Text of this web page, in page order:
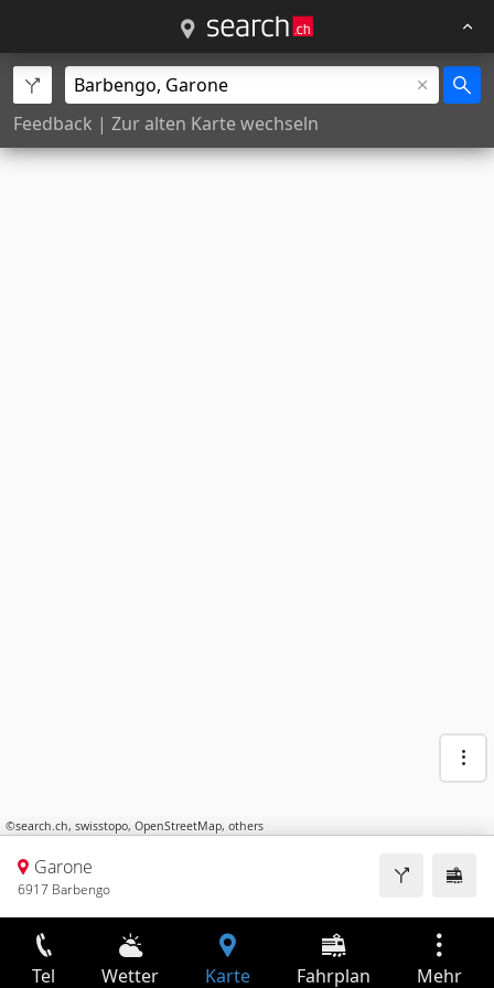
Feedback | Zur alten Karte wechseln
©search.ch, swisstopo, OpenStreetMap, others
Garone
6917 Barbengo
Tel Wetter Karte Fahrplan Mehr